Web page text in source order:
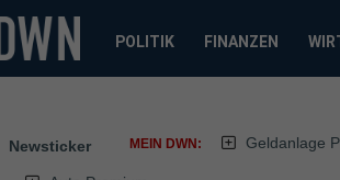
POLITIK FINANZEN
Newsticker MEIN DWN: Geldanlage